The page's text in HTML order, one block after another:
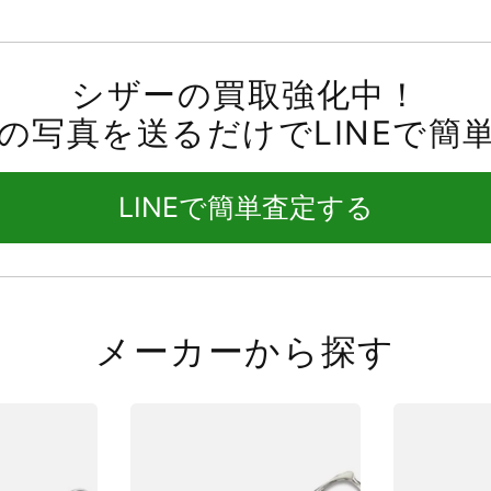
シザーの買取強化中！
写真を送るだけでLINEで簡
LINEで簡単査定する
メーカーから探す